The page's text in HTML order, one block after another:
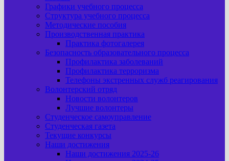
Графики учебного процесса
Структура учебного процесса
Методические пособия
Производственная практика
Практика фотогалерея
Безопасность образовательного процесса
Профилактика заболеваний
Профилактика терроризма
Телефоны экстренных служб реагирования
Волонтерский отряд
Новости волонтеров
Лучшие волонтеры
Студенческое самоуправление
Студенческая газета
Текущие конкурсы
Наши достижения
Наши достижения 2025-26